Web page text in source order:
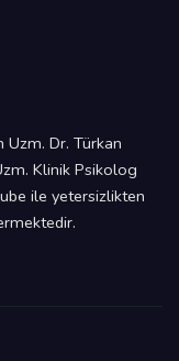
Uzm. Dr. Türkan
Klinik Psikolog
ile yetersizlikten